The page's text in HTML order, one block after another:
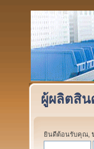
ผู้ผลิตสิน
ยินดีต้อนรับคุณ,